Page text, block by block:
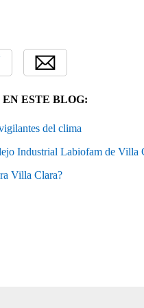
ESTE BLOG:
del clima
Industrial Labiofam de Villa
Villa Clara?